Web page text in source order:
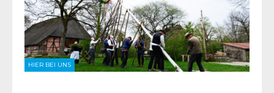
HIER BEI UNS